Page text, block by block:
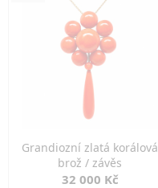
Grandiozní zlatá korálová
brož / závěs
32 000 Kč